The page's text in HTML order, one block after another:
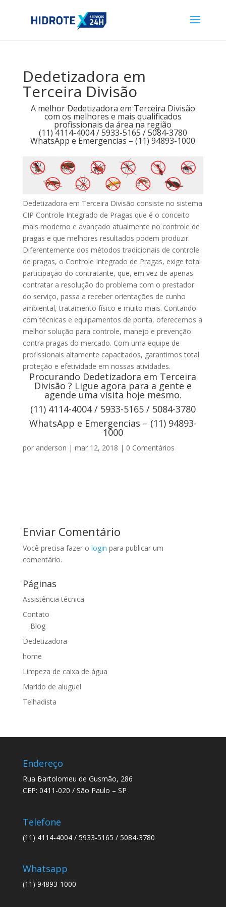
Dedetizadora em
Terceira Divisão
A melhor Dedetizadora em Terceira Divisão
com os melhores e mais qualificados
profissionais da área na região
(11) 4114-4004 / 5933-5165 / 5084-3780
WhatsApp e Emergencias – (11) 94893-1000
Dedetizadora em Terceira Divisão consiste no sistema
CIP Controle Integrado de Pragas que é o conceito
mais moderno e avançado atualmente no controle de
pragas e que melhores resultados podem produzir.
Diferentemente dos métodos tradicionais de controle
de pragas, o Controle Integrado de Pragas, exige total
participação do contratante, que, em vez de apenas
contratar a resolução do problema com o prestador
do serviço, passa a receber orientações de cunho
ambiental, tratamento físico e muito mais. Contando
com técnicas e equipamentos de ponta, oferecemos a
melhor solução para controle, manejo e prevenção
contra pragas do mercado. Com uma equipe de
profissionais altamente capacitados, garantimos total
proteção e efetividade em nossas atividades.
Procurando Dedetizadora em Terceira
Divisão ? Ligue agora para a gente e
agende uma visita hoje mesmo.
(11) 4114-4004 / 5933-5165 / 5084-3780
WhatsApp e Emergencias – (11) 94893-
1000
por anderson | mar 12, 2018 | 0 Comentários
Enviar Comentário
Você precisa fazer o login para publicar um
comentário.
Páginas
Assistência técnica
Contato
Blog
Dedetizadora
home
Limpeza de caixa de água
Marido de aluguel
Telhadista
Endereço
Rua Bartolomeu de Gusmão, 286
CEP: 0411-020 / São Paulo – SP
Telefone
(11) 4114-4004 / 5933-5165 / 5084-3780
Whatsapp
(11) 94893-1000